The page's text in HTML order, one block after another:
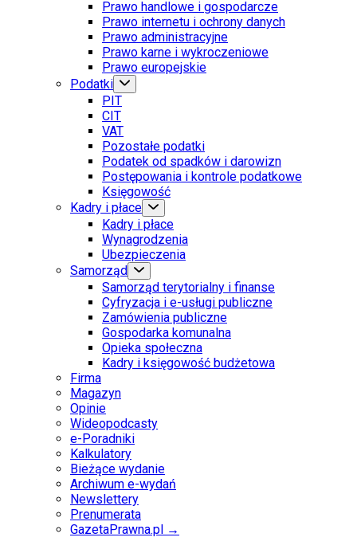
Prawo handlowe i gospodarcze
Prawo internetu i ochrony danych
Prawo administracyjne
Prawo karne i wykroczeniowe
Prawo europejskie
Podatki
PIT
CIT
VAT
Pozostałe podatki
Podatek od spadków i darowizn
Postępowania i kontrole podatkowe
Księgowość
Kadry i płace
Kadry i płace
Wynagrodzenia
Ubezpieczenia
Samorząd
Samorząd terytorialny i finanse
Cyfryzacja i e-usługi publiczne
Zamówienia publiczne
Gospodarka komunalna
Opieka społeczna
Kadry i księgowość budżetowa
Firma
Magazyn
Opinie
Wideopodcasty
e-Poradniki
Kalkulatory
Bieżące wydanie
Archiwum e-wydań
Newslettery
Prenumerata
GazetaPrawna.pl →